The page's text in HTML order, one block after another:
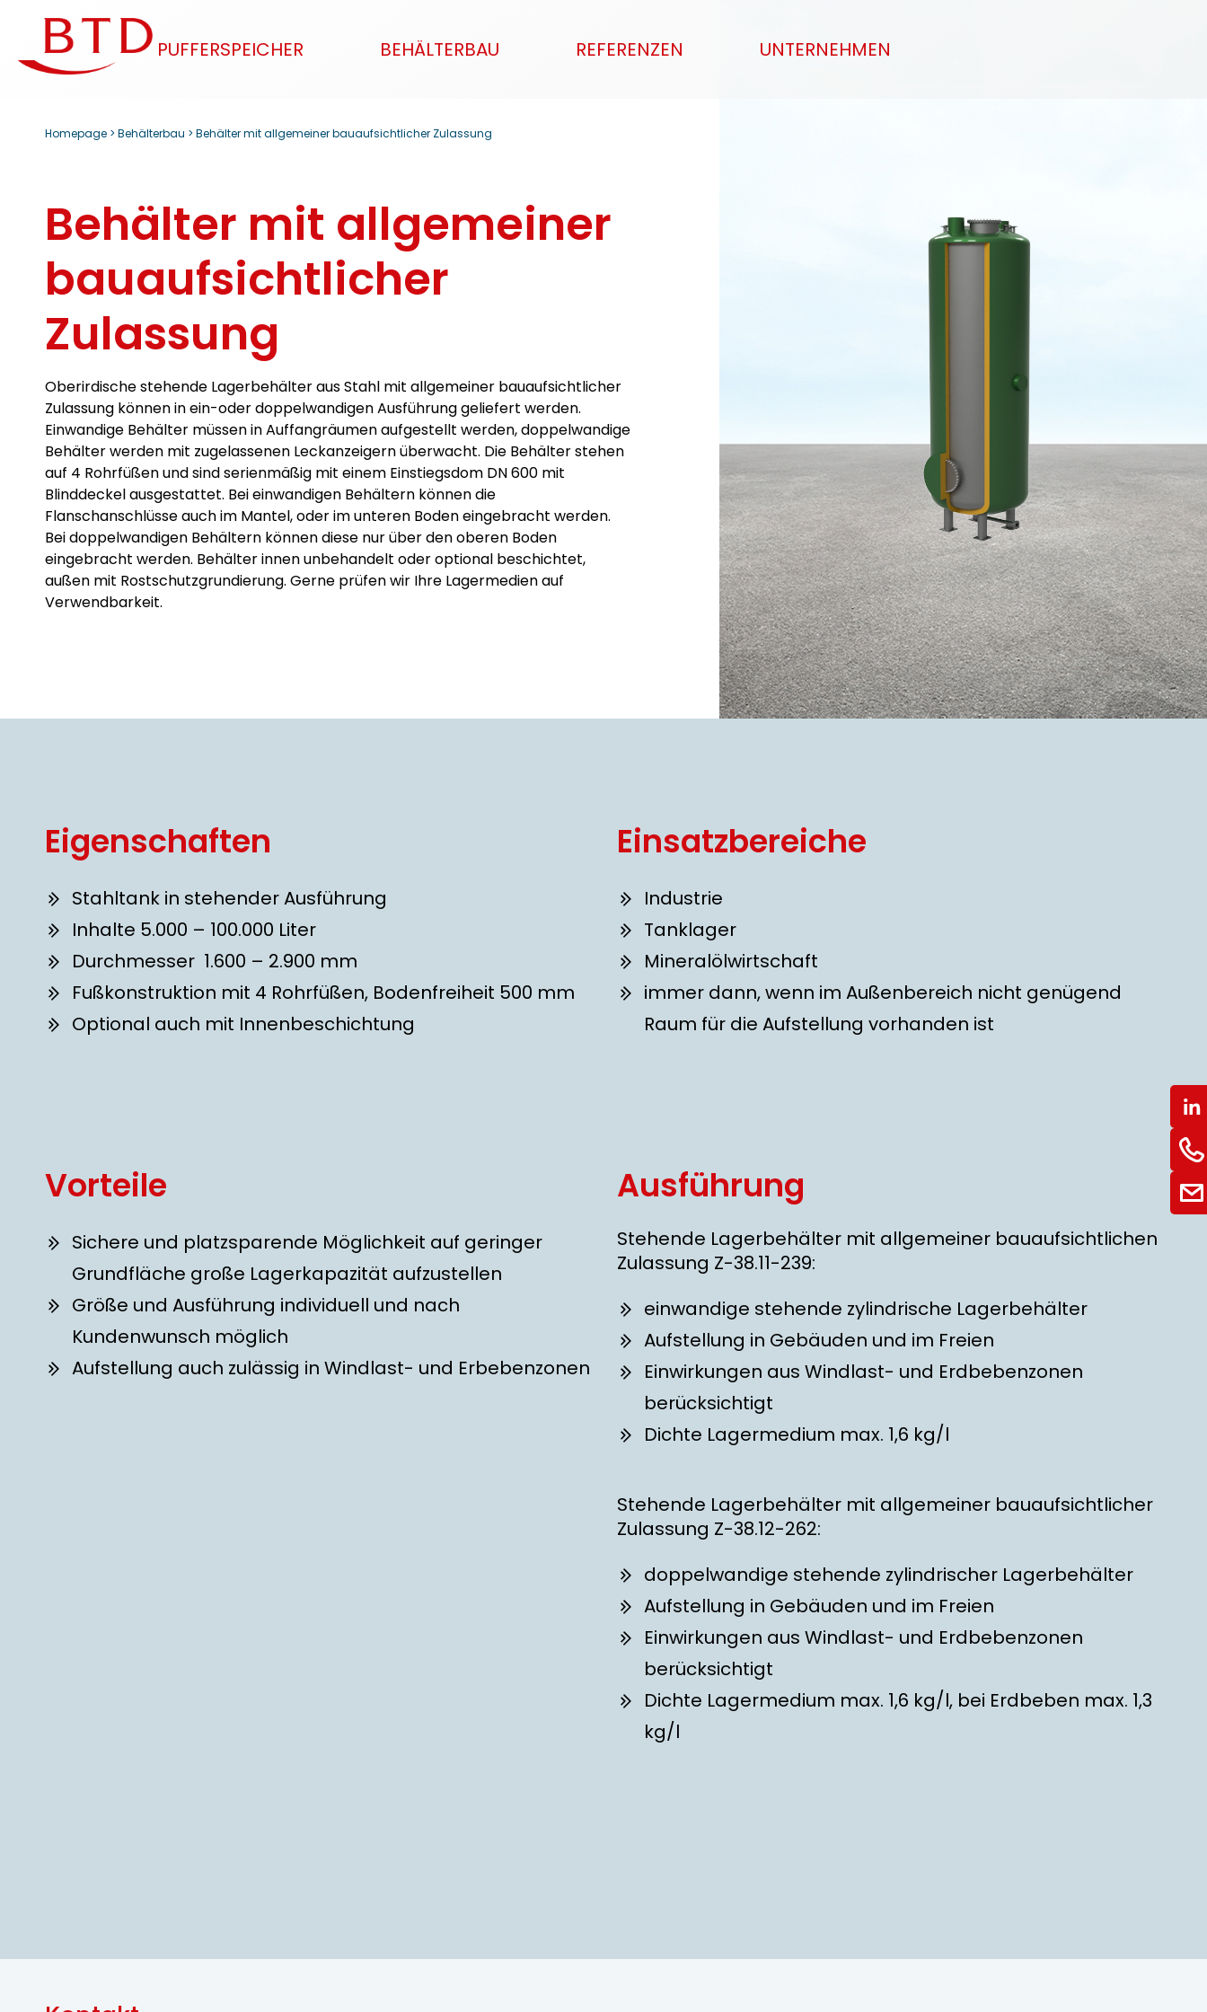
PUFFERSPEICHER BEHÄLTERBAU REFERENZEN UNTERNEHMEN
Homepage > Behälterbau > Behälter mit allgemeiner bauaufsichtlicher Zulassung
Behälter mit allgemeiner
bauaufsichtlicher
Zulassung
Oberirdische stehende Lagerbehälter aus Stahl mit allgemeiner bauaufsichtlicher
Zulassung können in ein-oder doppelwandigen Ausführung geliefert werden.
Einwandige Behälter müssen in Auffangräumen aufgestellt werden, doppelwandige
Behälter werden mit zugelassenen Leckanzeigern überwacht. Die Behälter stehen
auf 4 Rohrfüßen und sind serienmäßig mit einem Einstiegsdom DN 600 mit
Blinddeckel ausgestattet. Bei einwandigen Behältern können die
Flanschanschlüsse auch im Mantel, oder im unteren Boden eingebracht werden.
Bei doppelwandigen Behältern können diese nur über den oberen Boden
eingebracht werden. Behälter innen unbehandelt oder optional beschichtet,
außen mit Rostschutzgrundierung. Gerne prüfen wir Ihre Lagermedien auf
Verwendbarkeit.
Eigenschaften
Stahltank in stehender Ausführung
Inhalte 5.000 – 100.000 Liter
Durchmesser 1.600 – 2.900 mm
Fußkonstruktion mit 4 Rohrfüßen, Bodenfreiheit 500 mm
Optional auch mit Innenbeschichtung
Einsatzbereiche
Industrie
Tanklager
Mineralölwirtschaft
immer dann, wenn im Außenbereich nicht genügend
Raum für die Aufstellung vorhanden ist
Vorteile
Sichere und platzsparende Möglichkeit auf geringer
Grundfläche große Lagerkapazität aufzustellen
Größe und Ausführung individuell und nach
Kundenwunsch möglich
Aufstellung auch zulässig in Windlast- und Erbebenzonen
Ausführung
Stehende Lagerbehälter mit allgemeiner bauaufsichtlichen
Zulassung Z-38.11-239:
einwandige stehende zylindrische Lagerbehälter
Aufstellung in Gebäuden und im Freien
Einwirkungen aus Windlast- und Erdbebenzonen
berücksichtigt
Dichte Lagermedium max. 1,6 kg/l
Stehende Lagerbehälter mit allgemeiner bauaufsichtlicher
Zulassung Z-38.12-262:
doppelwandige stehende zylindrischer Lagerbehälter
Aufstellung in Gebäuden und im Freien
Einwirkungen aus Windlast- und Erdbebenzonen
berücksichtigt
Dichte Lagermedium max. 1,6 kg/l, bei Erdbeben max. 1,3
kg/l